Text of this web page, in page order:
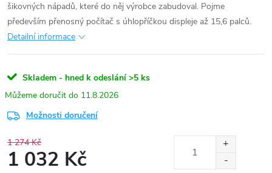
šikovných nápadů, které do něj výrobce zabudoval. Pojme
především přenosný počítač s úhlopříčkou displeje až 15,6 palců.
Detailní informace
Skladem - hned k odeslání >5 ks
11.8.2026
Možnosti doručení
1 274 Kč
1 032 Kč